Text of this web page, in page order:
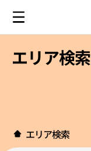
エリア検索
エリア検索